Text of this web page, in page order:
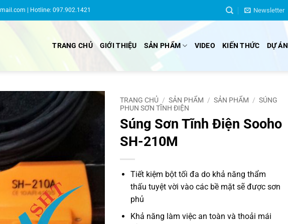
| Hotline: 097.902.1421 Newsletter
TRANG CHỦ GIỚI THIỆU SẢN PHẨM VIDEO KIẾN THỨC DỰ ÁN
TRANG CHỦ / SẢN PHẨM / SẢN PHẨM / SÚNG
PHUN SƠN TĨNH ĐIỆN
Súng Sơn Tĩnh Điện Sooho
SH-210M
Tiết kiệm bột tối đa do khả năng thẩm
thấu tuyệt vời vào các bề mặt sẽ được sơn
phủ
Khả năng làm việc an toàn và thoải mái